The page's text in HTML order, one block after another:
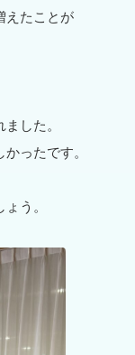
えたことが
した。
ったです。
う。